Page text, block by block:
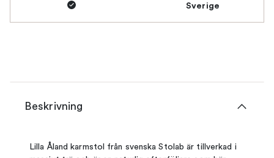
Sverige
Beskrivning
Lilla Åland karmstol från svenska Stolab är tillverkad i